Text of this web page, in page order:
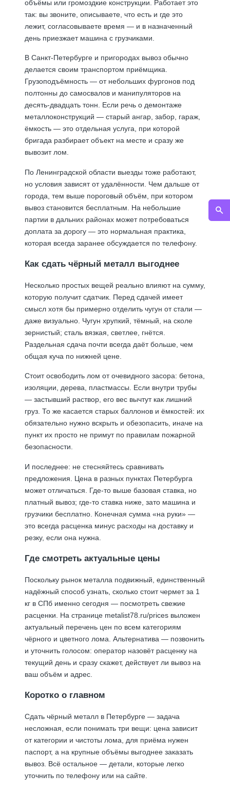
объёмы или громоздкие конструкции. Работает это
так: вы звоните, описываете, что есть и где это
лежит, согласовываете время — и в назначенный
день приезжает машина с грузчиками.
В Санкт-Петербурге и пригородах вывоз обычно
делается своим транспортом приёмщика.
Грузоподъёмность — от небольших фургонов под
полтонны до самосвалов и манипуляторов на
десять-двадцать тонн. Если речь о демонтаже
металлоконструкций — старый ангар, забор, гараж,
ёмкость — это отдельная услуга, при которой
бригада разбирает объект на месте и сразу же
вывозит лом.
По Ленинградской области выезды тоже работают,
но условия зависят от удалённости. Чем дальше от
города, тем выше пороговый объём, при котором
вывоз становится бесплатным. На небольшие
партии в дальних районах может потребоваться
доплата за дорогу — это нормальная практика,
которая всегда заранее обсуждается по телефону.
Как сдать чёрный металл выгоднее
Несколько простых вещей реально влияют на сумму,
которую получит сдатчик. Перед сдачей имеет
смысл хотя бы примерно отделить чугун от стали —
даже визуально. Чугун хрупкий, тёмный, на сколе
зернистый; сталь вязкая, светлее, гнётся.
Раздельная сдача почти всегда даёт больше, чем
общая куча по нижней цене.
Стоит освободить лом от очевидного засора: бетона,
изоляции, дерева, пластмассы. Если внутри трубы
— застывший раствор, его вес вычтут как лишний
груз. То же касается старых баллонов и ёмкостей: их
обязательно нужно вскрыть и обезопасить, иначе на
пункт их просто не примут по правилам пожарной
безопасности.
И последнее: не стесняйтесь сравнивать
предложения. Цена в разных пунктах Петербурга
может отличаться. Где-то выше базовая ставка, но
платный вывоз; где-то ставка ниже, зато машина и
грузчики бесплатно. Конечная сумма «на руки» —
это всегда расценка минус расходы на доставку и
резку, если она нужна.
Где смотреть актуальные цены
Поскольку рынок металла подвижный, единственный
надёжный способ узнать, сколько стоит чермет за 1
кг в СПб именно сегодня — посмотреть свежие
расценки. На странице metalist78.ru/prices выложен
актуальный перечень цен по всем категориям
чёрного и цветного лома. Альтернатива — позвонить
и уточнить голосом: оператор назовёт расценку на
текущий день и сразу скажет, действует ли вывоз на
ваш объём и адрес.
Коротко о главном
Сдать чёрный металл в Петербурге — задача
несложная, если понимать три вещи: цена зависит
от категории и чистоты лома, для приёма нужен
паспорт, а на крупные объёмы выгоднее заказать
вывоз. Всё остальное — детали, которые легко
уточнить по телефону или на сайте.